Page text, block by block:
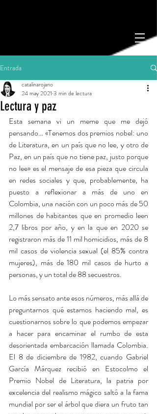
Entrada
Lectura y paz
catalinarojano
24 may 2021 3 min de lectura
Esta semana vi un meme que me dejó
pensando… «Tenemos dos premios nobel: uno
de Literatura, en un país que no lee, y otro de
Paz, en un país que no tiene paz, justo porque
no lee» es el mensaje de esa pieza que circula
en redes sociales y que, probablemente, ha
puesto a reflexionar a más de uno en
Colombia, una nación con un poco más de 50
millones de habitantes que en promedio leen
2,7 libros por año, y en la que en 2020 se
registraron más de 11 mil homicidios, más de 8
mil casos de violencia sexual (el 85% contra
mujeres), más de 180 mil casos de hurto a
personas, y un total de 88 secuestros.
Lo más sensato ante esos números, más allá de
preguntarnos qué estamos haciendo mal, es
cuestionarnos sobre lo que podemos empezar
a hacer para encaminar el rumbo de esta
desorientada embarcación llamada Colombia.
El 8 de diciembre de 1982, cuando Gabriel
García Márquez recibió en Estocolmo el
Premio Nobel de Literatura, la patria por
excelencia del realismo mágico saltó a la fama
mundial por ser el árbol que diera un fruto tan